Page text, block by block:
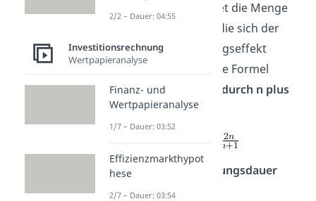
. Er berechnet die Menge
der Kapazitäten, auf die sich der
Kapazitätserweiterungseffekt
einpendeln wird. Seine Formel
lautet: zwei n geteilt durch n plus
eins
Wobei n für die
Nutzungsdauer
steht.
2/2 – Dauer: 04:55
Investitionsrechnung
Wertpapieranalyse
Finanz- und
Wertpapieranalyse
1/7 – Dauer: 03:52
Effizienzmarkthypot
hese
2/7 – Dauer: 03:54